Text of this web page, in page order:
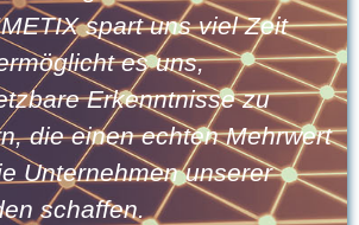
spart uns viel Zeit
es uns,
Erkenntnisse zu
die einen echten Mehrwert
Unternehmen unserer
schaffen.